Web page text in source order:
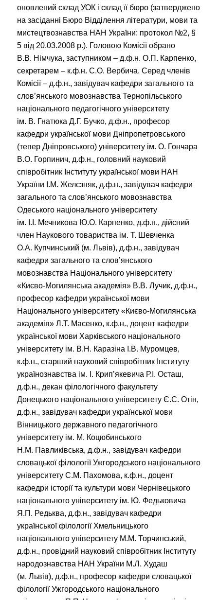
оновлений склад УОК і склад її бюро (затверджено
на засіданні Бюро Відділення літератури, мови та
мистецтвознавства НАН України: протокол №2, §
5 від 20.03.2008 р.). Головою Комісії обрано
В.В. Німчука, заступником – д.ф.н. О.П. Карпенко,
секретарем – к.ф.н. С.О. Вербича. Серед членів
Комісії – д.ф.н., завідувач кафедри загального та
слов’янського мовознавства Тернопільського
національного педагогічного університету
ім. В. Гнатюка Д.Г. Бучко, д.ф.н., професор
кафедри української мови Дніпропетровського
(тепер Дніпровського) університету ім. О. Гончара
В.О. Горпинич, д.ф.н., головний науковий
співробітник Інституту української мови НАН
України І.М. Желєзняк, д.ф.н., завідувач кафедри
загального та слов’янського мовознавства
Одеського національного університету
ім. І.І. Мечникова Ю.О. Карпенко, д.ф.н., дійсний
член Наукового товариства ім. Т. Шевченка
О.А. Купчинський (м. Львів), д.ф.н., завідувач
кафедри загального та слов’янського
мовознавства Національного університету
«Києво-Могилянська академія» В.В. Лучик, д.ф.н.,
професор кафедри української мови
Національного університету «Києво-Могилянська
академія» Л.Т. Масенко, к.ф.н., доцент кафедри
української мови Харківського національного
університету ім. В.Н. Каразіна І.В. Муромцев,
к.ф.н., старший науковий співробітник Інституту
українознавства ім. І. Крип’якевича Р.І. Осташ,
д.ф.н., декан філологічного факультету
Донецького національного університету Є.С. Отін,
д.ф.н., завідувач кафедри української мови
Вінницького державного педагогічного
університету ім. М. Коцюбинського
Н.М. Павликівська, д.ф.н., завідувач кафедри
словацької філології Ужгородського національного
університету С.М. Пахомова, к.ф.н., доцент
кафедри історії та культури мови Чернівецького
національного університету ім. Ю. Федьковича
Я.П. Редьква, д.ф.н., завідувач кафедри
української філології Хмельницького
національного університету М.М. Торчинський,
д.ф.н., провідний науковий співробітник Інституту
народознавства НАН України М.Л. Худаш
(м. Львів), д.ф.н., професор кафедри словацької
філології Ужгородського національного